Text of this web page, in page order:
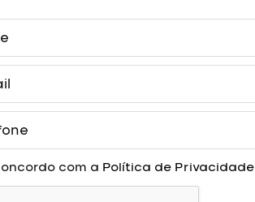
com a Política de Privacidade